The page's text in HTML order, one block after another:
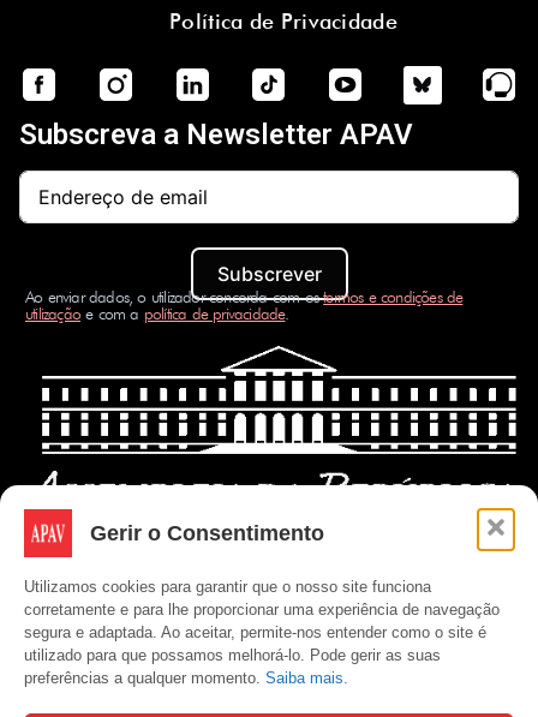
Gerir o Consentimento
Utilizamos cookies para garantir que o nosso site funciona
corretamente e para lhe proporcionar uma experiência de navegação
segura e adaptada. Ao aceitar, permite-nos entender como o site é
utilizado para que possamos melhorá-lo. Pode gerir as suas
preferências a qualquer momento. Saiba mais.
Política de Privacidade
Subscreva a Newsletter APAV
Subscrever
Ao enviar dados, o utilizador concorda com ostermos e condições de
utilizaçãoe com a política de privacidade.